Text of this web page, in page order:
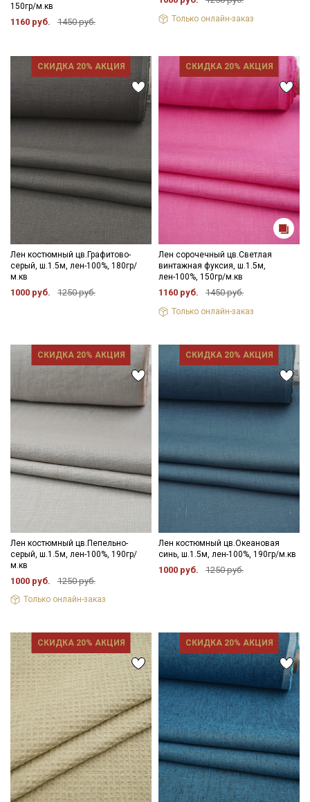
150гр/м.кв
1160 руб. 1450 руб. Только онлайн-заказ
СКИДКА 20% АКЦИЯ
Лен костюмный цв.Графитово-
серый, ш.1.5м, лен-100%, 180гр/
м.кв
1000 руб. 1250 руб.
СКИДКА 20% АКЦИЯ
Лен сорочечный цв.Светлая
винтажная фуксия, ш.1.5м,
лен-100%, 150гр/м.кв
1160 руб. 1450 руб.
Только онлайн-заказ
СКИДКА 20% АКЦИЯ
Лен костюмный цв.Пепельно-
серый, ш.1.5м, лен-100%, 190гр/
м.кв
1000 руб. 1250 руб.
Только онлайн-заказ
СКИДКА 20% АКЦИЯ
Лен костюмный цв.Океановая
синь, ш.1.5м, лен-100%, 190гр/м.кв
1000 руб. 1250 руб.
СКИДКА 20% АКЦИЯ СКИДКА 20% АКЦИЯ
Электронная почта
Подписаться
Политикой обработки персональных
данныхи даюСогласие на обработку персональных
данных
Согласие на получение рекламных и
информационных рассылок